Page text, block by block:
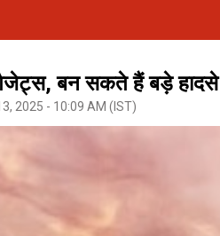
गैजेट्स, बन सकते हैं बड़े
2025 - 10:09 AM (IST)